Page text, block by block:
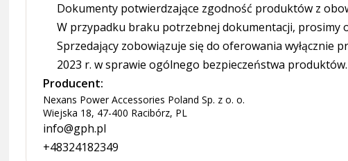
Dokumenty potwierdzające zgodność produktów z
W przypadku braku potrzebnej dokumentacji, prosimy
Sprzedający zobowiązuje się do oferowania wyłącznie
2023 r. w sprawie ogólnego bezpieczeństwa produktów.
Producent:
Nexans Power Accessories Poland Sp. z o. o.
Wiejska 18, 47-400 Racibórz, PL
info@gph.pl
+48324182349